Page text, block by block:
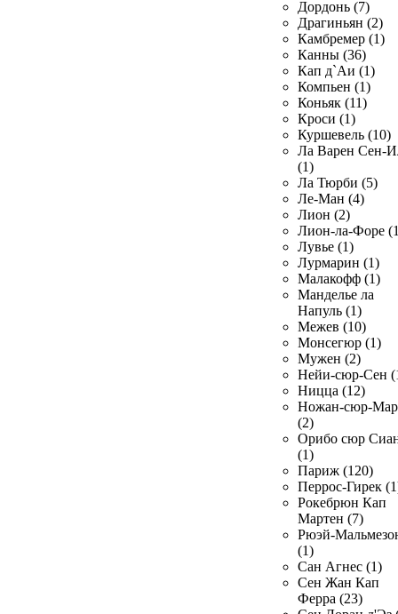
Дордонь (7)
Драгиньян (2)
Камбремер (1)
Канны (36)
Кап д`Аи (1)
Компьен (1)
Коньяк (11)
Кроси (1)
Куршевель (10)
Ла Варен Сен-
(1)
Ла Тюрби (5)
Ле-Ман (4)
Лион (2)
Лион-ла-Форе
Лувье (1)
Лурмарин (1)
Малакофф (1)
Манделье ла
Напуль (1)
Межев (10)
Монсегюр (1)
Мужен (2)
Нейи-сюр-Сен
Ницца (12)
Ножан-сюр-
(2)
Орибо сюр
(1)
Париж (120)
Перрос-Гирек
Рокебрюн Кап
Мартен (7)
Рюэй-
(1)
Сан Агнес (1)
Сен Жан Кап
Ферра (23)